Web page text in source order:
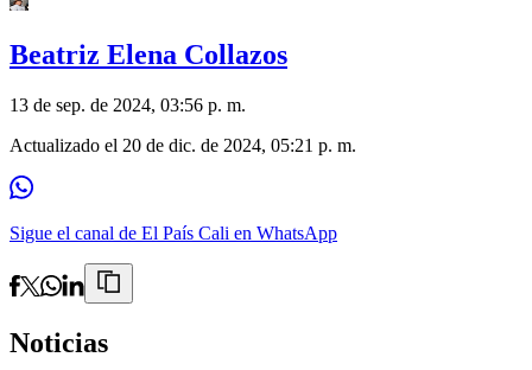
Beatriz Elena Collazos
13 de sep. de 2024, 03:56 p. m.
Actualizado el 20 de dic. de 2024, 05:21 p. m.
Sigue el canal de El País Cali en WhatsApp
Noticias